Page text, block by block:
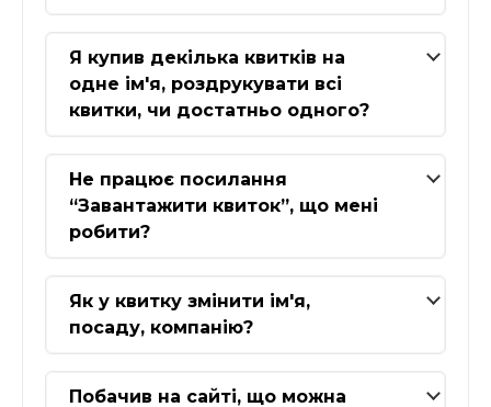
Я купив декілька квитків на
одне ім'я, роздрукувати всі
квитки, чи достатньо одного?
Не працює посилання
“Завантажити квиток”, що мені
робити?
Як у квитку змінити ім'я,
посаду, компанію?
Побачив на сайті, що можна